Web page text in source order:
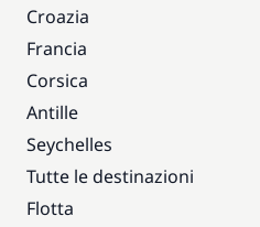
Croazia
Francia
Corsica
Antille
Seychelles
Tutte le destinazioni
Flotta